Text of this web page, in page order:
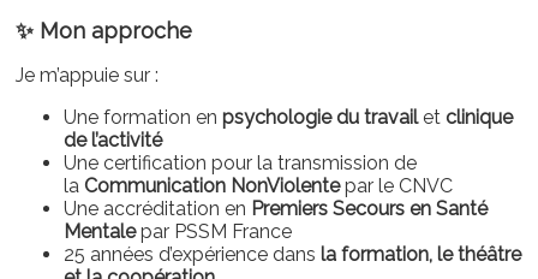
✨ Mon approche
Je m’appuie sur :
Une formation enpsychologie du travailet clinique
de l’activité
Une certification pour la transmission de
laCommunication NonViolentepar le CNVC
Une accréditation en Premiers Secours en Santé
Mentalepar PSSM France
25 années d’expérience dansla formation, le théâtre